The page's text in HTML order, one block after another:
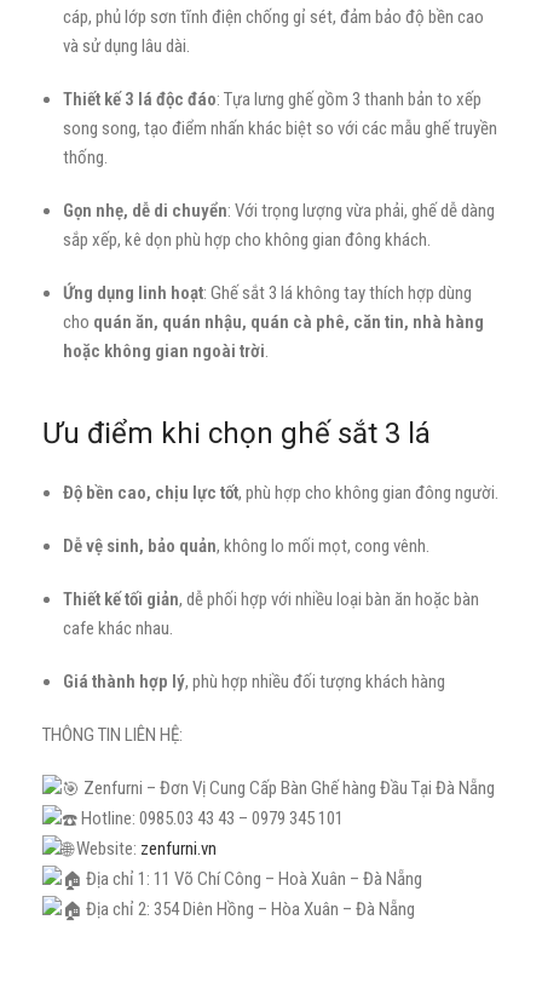
cáp, phủ lớp sơn tĩnh điện chống gỉ sét, đảm bảo độ bền cao
và sử dụng lâu dài.
Thiết kế 3 lá độc đáo: Tựa lưng ghế gồm 3 thanh bản to xếp
song song, tạo điểm nhấn khác biệt so với các mẫu ghế truyền
thống.
Gọn nhẹ, dễ di chuyển: Với trọng lượng vừa phải, ghế dễ dàng
sắp xếp, kê dọn phù hợp cho không gian đông khách.
Ứng dụng linh hoạt: Ghế sắt 3 lá không tay thích hợp dùng
cho quán ăn, quán nhậu, quán cà phê, căn tin, nhà hàng
hoặc không gian ngoài trời.
Ưu điểm khi chọn ghế sắt 3 lá
Độ bền cao, chịu lực tốt, phù hợp cho không gian đông người.
Dễ vệ sinh, bảo quản, không lo mối mọt, cong vênh.
Thiết kế tối giản, dễ phối hợp với nhiều loại bàn ăn hoặc bàn
cafe khác nhau.
Giá thành hợp lý, phù hợp nhiều đối tượng khách hàng
THÔNG TIN LIÊN HỆ:
Zenfurni – Đơn Vị Cung Cấp Bàn Ghế hàng Đầu Tại Đà Nẵng
Hotline: 0985.03 43 43 – 0979 345 101
Website: zenfurni.vn
Địa chỉ 1: 11 Võ Chí Công – Hoà Xuân – Đà Nẵng
Địa chỉ 2: 354 Diên Hồng – Hòa Xuân – Đà Nẵng